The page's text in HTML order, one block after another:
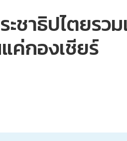
ชาธิปไตยรว
ค่กองเชียร์